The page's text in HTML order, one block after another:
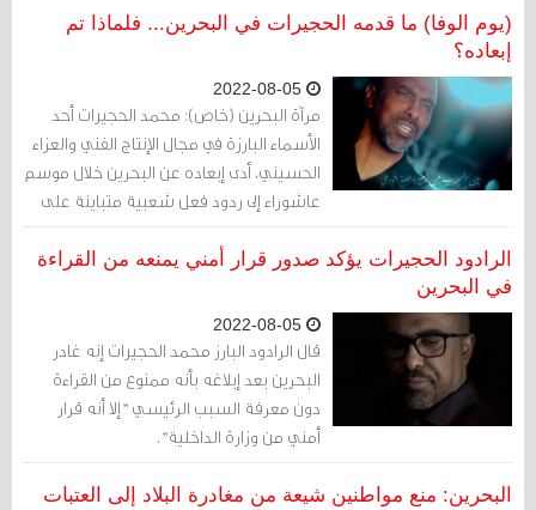
(يوم الوفا) ما قدمه الحجيرات في البحرين... فلماذا تم
إبعاده؟
مرآة البحرين (خاص): محمد الحجيرات أحد
الأسماء البارزة في مجال الإنتاج الفني والعزاء
الحسيني، أدى إبعاده عن البحرين خلال موسم
عاشوراء إلى ردود فعل شعبية متباينة على
مستوى المنطقة.
الرادود الحجيرات يؤكد صدور قرار أمني يمنعه من القراءة
في البحرين
قال الرادود البارز محمد الحجيرات إنه غادر
البحرين بعد إبلاغه بأنه ممنوع من القراءة
دون معرفة السبب الرئيسي "إلا أنه قرار
أمني من وزارة الداخلية".
البحرين: منع مواطنين شيعة من مغادرة البلاد إلى العتبات